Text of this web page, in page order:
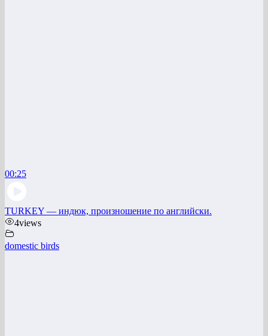
00:25
TURKEY — индюк, произношение по английски.
4views
domestic birds